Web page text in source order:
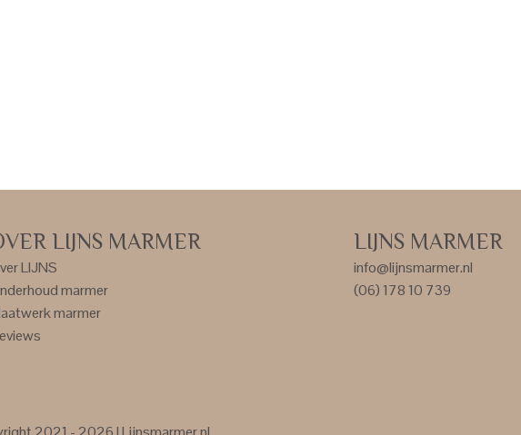
LIJNS MARMER
LIJNS
marmer
marmer
LIJNS MARMER
info@lijnsmarmer.nl
(06) 178 10 739